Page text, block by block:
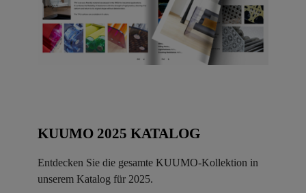
KUUMO 2025 KATALOG
Entdecken Sie die gesamte KUUMO-Kollektion in
unserem Katalog für 2025.